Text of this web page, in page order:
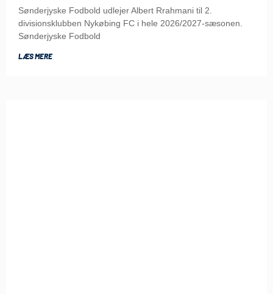
Sønderjyske Fodbold udlejer Albert Rrahmani til 2.
divisionsklubben Nykøbing FC i hele 2026/2027-sæsonen.
Sønderjyske Fodbold
LÆS MERE